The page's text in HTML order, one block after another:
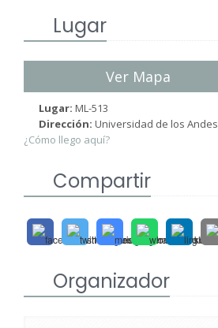
Lugar
Ver Mapa
Lugar: ML-513
Dirección: Universidad de los Andes
¿Cómo llego aquí?
Compartir
Organizador